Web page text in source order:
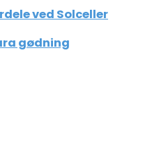
ved Solceller
gødning